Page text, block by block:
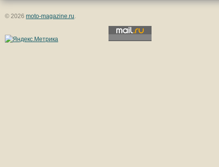
© 2026 moto-magazine.ru.